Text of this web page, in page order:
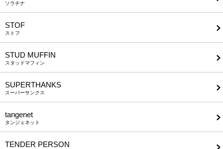
ソラチナ
STOF
ストフ
STUD MUFFIN
スタッドマフィン
SUPERTHANKS
スーパーサンクス
tangenet
タンジェネット
TENDER PERSON